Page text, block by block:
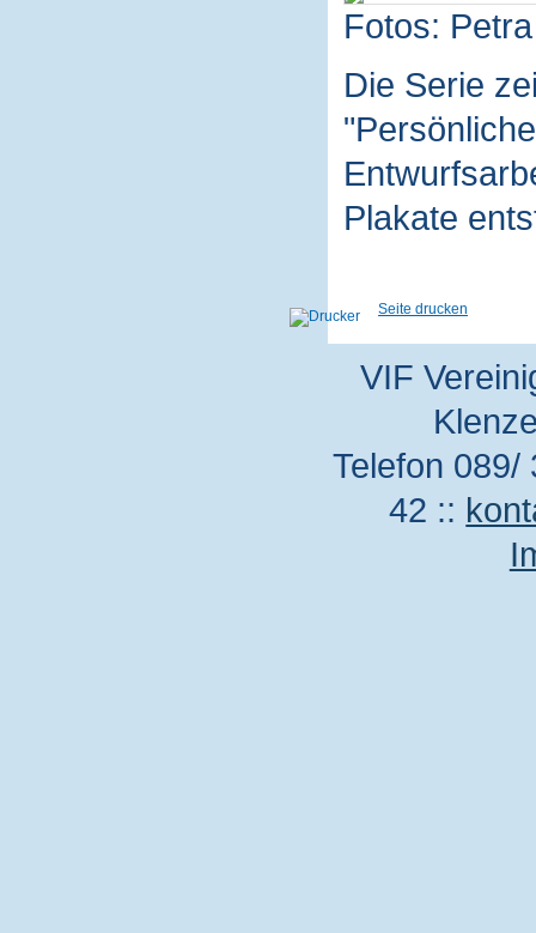
Fotos:
Die Serie
Plakate
Seite drucken
VIF
Telefon
42 ::